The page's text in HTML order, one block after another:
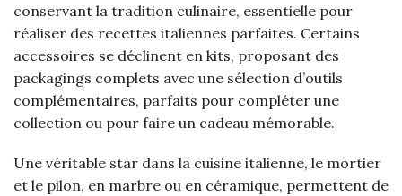
conservant la tradition culinaire, essentielle pour
réaliser des recettes italiennes parfaites. Certains
accessoires se déclinent en kits, proposant des
packagings complets avec une sélection d’outils
complémentaires, parfaits pour compléter une
collection ou pour faire un cadeau mémorable.
Une véritable star dans la cuisine italienne, le mortier
et le pilon, en marbre ou en céramique, permettent de